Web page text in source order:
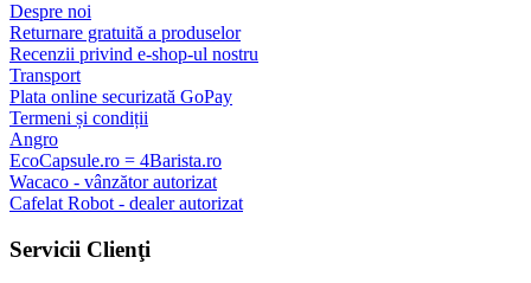
Despre noi
Returnare gratuită a produselor
Recenzii privind e-shop-ul nostru
Transport
Plata online securizată GoPay
Termeni și condiții
Angro
EcoCapsule.ro = 4Barista.ro
Wacaco - vânzător autorizat
Cafelat Robot - dealer autorizat
Servicii Clienţi